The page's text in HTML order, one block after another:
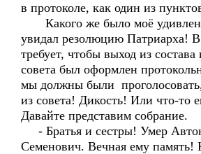
в протоколе, как один из
Какого же было моё
увидал резолюцию Патриарха!
требует, чтобы выход из состава
совета был оформлен
мы должны были
из совета! Дикость! Или что-то
Давайте представим собрание.
- Братья и сестры! Умер
Семенович. Вечная ему память!